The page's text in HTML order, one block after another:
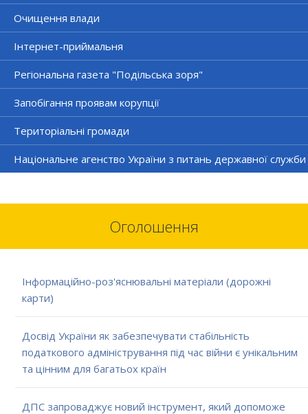
Очищення влади
Інтернет-приймальня
Регіональна газета "Подільська зоря"
Запобігання проявам корупції
Територіальні громади
Національне агенство України з питань державної служби
Оголошення
Інформаційно-роз'яснювальні матеріали (дорожні
карти)
Досвід України як забезпечувати стабільність
податкового адміністрування під час війни є унікальним
та цінним для багатьох країн
ДПС запроваджує новий інструмент, який допоможе